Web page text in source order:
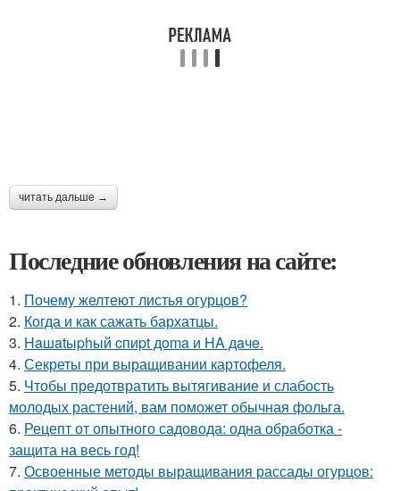
читать дальше →
Последние обновления на сайте:
1. Почему желтеют листья огурцов?
2. Когда и как сажать бархатцы.
3. Haшatыphый cпиpt дoma и HA дaчe.
4. Секреты при выращивании картофеля.
5. Чтобы предотвратить вытягивание и слабость
молодых растений, вам поможет обычная фольга.
6. Рецепт от опытного садовода: одна обработка -
защита на весь год!
7. Освоенные методы выращивания рассады огурцов: